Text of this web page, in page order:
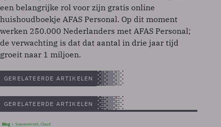
een belangrijke rol voor zijn gratis online
huishoudboekje AFAS Personal. Op dit moment
werken 250.000 Nederlanders met AFAS Personal;
de verwachting is dat dat aantal in drie jaar tijd
groeit naar 1 miljoen.
GERELATEERDE ARTIKELEN
GERELATEERDE ARTIKELEN
Blog Soevereinteit, Cloud